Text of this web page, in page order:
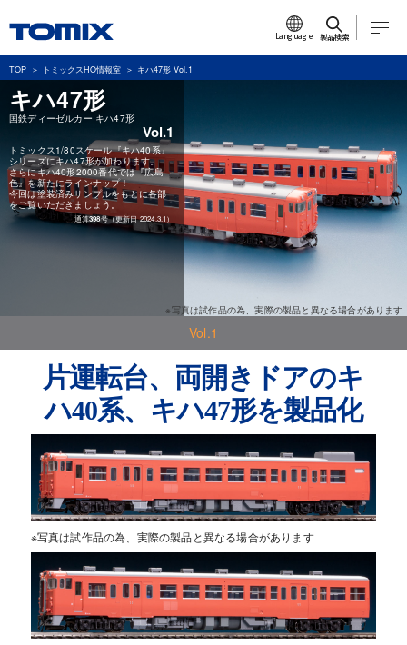
Language 製品検索
TOP トミックスHO情報室 キハ47形 Vol.1
キハ47形
国鉄ディーゼルカー キハ47形
Vol.1
トミックス1/80スケール『キハ40系』
シリーズにキハ47形が加わります。
さらにキハ40形2000番代では『広島
色』を新たにラインナップ！
今回は塗装済みサンプルをもとに各部
をご覧いただきましょう。
通算398号（更新日 2024.3.1）
※写真は試作品の為、実際の製品と異なる場合があります
Vol.1
片運転台、両開きドアのキ
ハ40系、キハ47形を製品化
※写真は試作品の為、実際の製品と異なる場合があります